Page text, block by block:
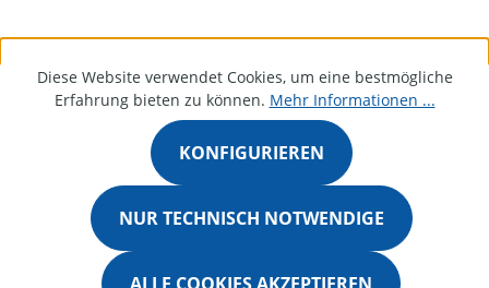
Diese Website verwendet Cookies, um eine bestmögliche
Erfahrung bieten zu können. Mehr Informationen ...
NUR TECHNISCH NOTWENDIGE
KONFIGURIEREN